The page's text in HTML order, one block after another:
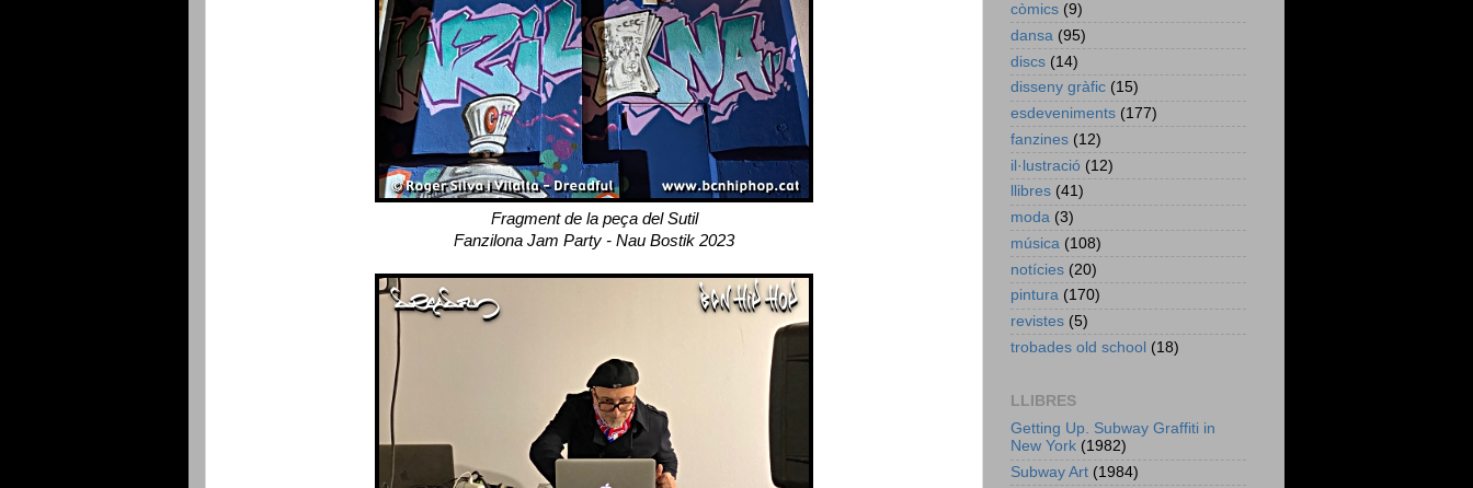
Fragment de la peça del Sutil
Fanzilona Jam Party - Nau Bostik 2023
còmics (9)
dansa (95)
discs (14)
disseny gràfic (15)
esdeveniments (177)
fanzines (12)
il·lustració (12)
llibres (41)
moda (3)
música (108)
notícies (20)
pintura (170)
revistes (5)
trobades old school (18)
LLIBRES
Getting Up. Subway Graffiti in
New York (1982)
Subway Art (1984)